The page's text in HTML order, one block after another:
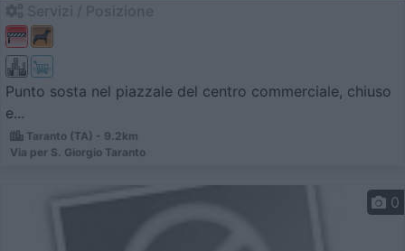
Punto sosta nel piazzale del centro commerciale, chiuso
e...
Taranto (TA) - 9.2km
Via per S. Giorgio Taranto
0